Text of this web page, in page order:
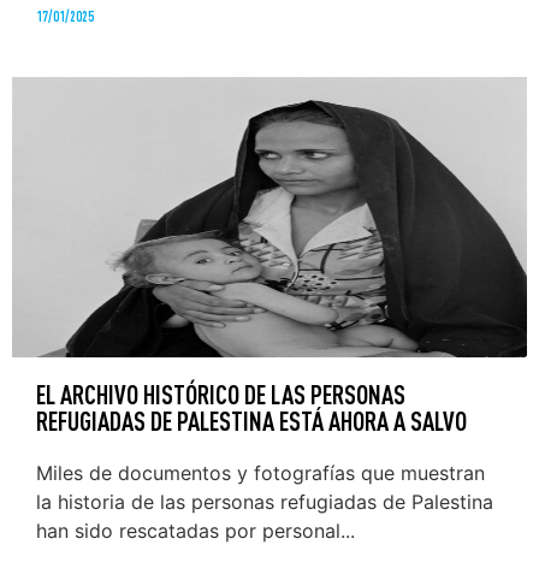
17/01/2025
EL ARCHIVO HISTÓRICO DE LAS PERSONAS
REFUGIADAS DE PALESTINA ESTÁ AHORA A SALVO
Miles de documentos y fotografías que muestran
la historia de las personas refugiadas de Palestina
han sido rescatadas por personal...